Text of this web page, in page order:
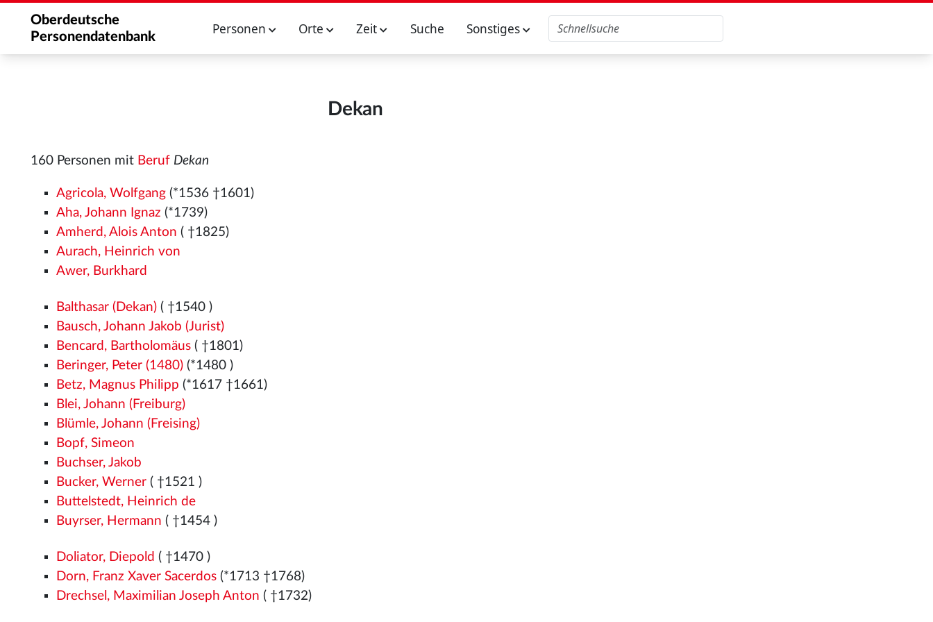
Oberdeutsche
Personendatenbank
Personen Orte Zeit Suche Sonstiges
Dekan
160 Personen mit Beruf Dekan
Agricola, Wolfgang (*1536 †1601)
Aha, Johann Ignaz (*1739)
Amherd, Alois Anton ( †1825)
Aurach, Heinrich von
Awer, Burkhard
Balthasar (Dekan) ( †1540 )
Bausch, Johann Jakob (Jurist)
Bencard, Bartholomäus ( †1801)
Beringer, Peter (1480) (*1480 )
Betz, Magnus Philipp (*1617 †1661)
Blei, Johann (Freiburg)
Blümle, Johann (Freising)
Bopf, Simeon
Buchser, Jakob
Bucker, Werner ( †1521 )
Buttelstedt, Heinrich de
Buyrser, Hermann ( †1454 )
Doliator, Diepold ( †1470 )
Dorn, Franz Xaver Sacerdos (*1713 †1768)
Drechsel, Maximilian Joseph Anton ( †1732)